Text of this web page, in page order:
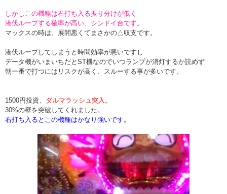
しかしこの機種は右打ち入る振り分けが低く
潜伏ループする確率が高い、シンドイ台です。
マックスの時は、展開悪くてまさかの△収支です。
潜伏ループしてしまうと時間効率が悪いですし
データ機がいまいちだとST機なのでいつランプが消灯するか読めず
朝一番で打つにはリスクが高く、スルーする事が多いです。
1500円投資、 ダルマラッシュ突入。
30%の壁を突破してくれました。
右打ち入るとこの機種はかなり強いです。